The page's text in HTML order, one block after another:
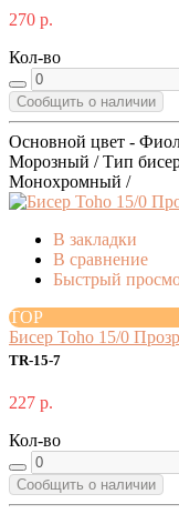
270 р.
Кол-во
Сообщить о наличии
Основной цвет -
Морозный / Тип
Монохромный /
В закладки
В сравнение
Быстрый
TOP
Бисер Toho 15/0
TR-15-7
227 р.
Кол-во
Сообщить о наличии